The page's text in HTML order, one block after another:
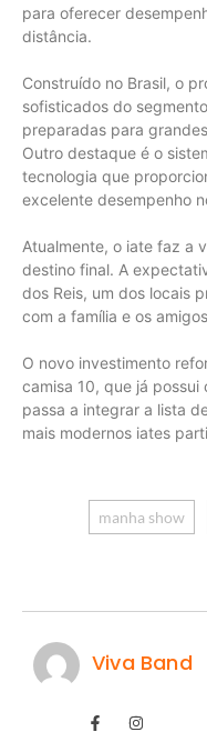
para oferecer
distância.
Construído no Brasil, o
sofisticados do
preparadas para
Outro destaque é o
tecnologia que
excelente desempenho
Atualmente, o iate faz a
destino final. A
dos Reis, um dos locais
com a família e os
O novo investimento
camisa 10, que já possui
passa a integrar a lista
mais modernos iates
manha show
Viva Band